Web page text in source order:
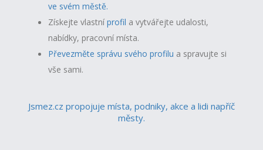
ve svém městě.
Získejte vlastníprofil a vytvářejte udalosti,
nabídky, pracovní místa.
Převezměte správu svého profilu a spravujte si
vše sami.
Jsmez.cz propojuje místa, podniky, akce a lidi napříč
městy.